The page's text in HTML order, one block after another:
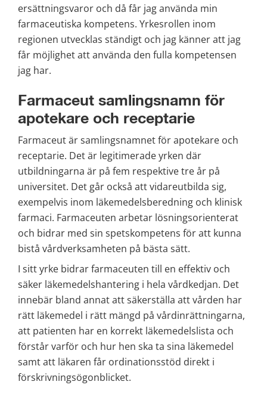
ersättningsvaror och då får jag använda min
farmaceutiska kompetens. Yrkesrollen inom
regionen utvecklas ständigt och jag känner att jag
får möjlighet att använda den fulla kompetensen
jag har.
Farmaceut samlingsnamn för
apotekare och receptarie
Farmaceut är samlingsnamnet för apotekare och
receptarie. Det är legitimerade yrken där
utbildningarna är på fem respektive tre år på
universitet. Det går också att vidareutbilda sig,
exempelvis inom läkemedelsberedning och klinisk
farmaci. Farmaceuten arbetar lösningsorienterat
och bidrar med sin spetskompetens för att kunna
bistå vårdverksamheten på bästa sätt.
I sitt yrke bidrar farmaceuten till en effektiv och
säker läkemedelshantering i hela vårdkedjan. Det
innebär bland annat att säkerställa att vården har
rätt läkemedel i rätt mängd på vårdinrättningarna,
att patienten har en korrekt läkemedelslista och
förstår varför och hur hen ska ta sina läkemedel
samt att läkaren får ordinationsstöd direkt i
förskrivningsögonblicket.